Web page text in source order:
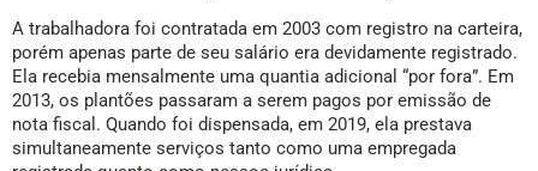
A trabalhadora foi contratada em 2003 com registro na carteira,
porém apenas parte de seu salário era devidamente registrado.
Ela recebia mensalmente uma quantia adicional “por fora”. Em
2013, os plantões passaram a serem pagos por emissão de
nota fiscal. Quando foi dispensada, em 2019, ela prestava
simultaneamente serviços tanto como uma empregada